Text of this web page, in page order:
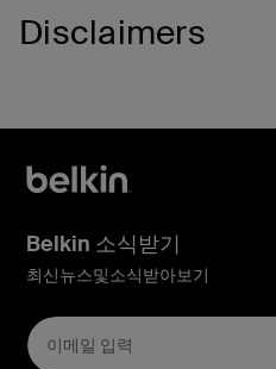
Disclaimers
Belkin 소식받기
최신뉴스및소식받아보기